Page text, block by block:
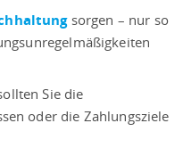
sorgen – nur so
Sie die
oder die Zahlungsziele